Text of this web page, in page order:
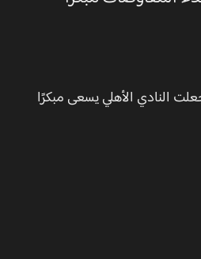
النادي الأهلي يسعى مبكرًا